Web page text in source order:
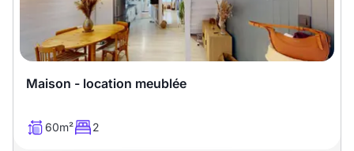
Montant du loyer
€
Nombre de pièces
Maison - location meublée
60m² 2